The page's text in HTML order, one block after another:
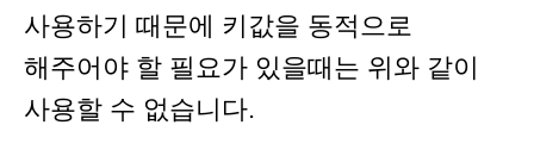
사용하기 때문에 키값을 동적으로
해주어야 할 필요가 있을때는 위와 같이
사용할 수 없습니다.